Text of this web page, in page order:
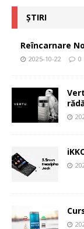
ȘTIRI
Reîncarnare
2025-10-22 0